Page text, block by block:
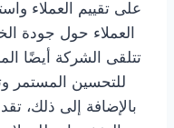
على تقييم العملاء
العملاء حول جودة
تتلقى الشركة أيضًا
للتحسين المستمر
بالإضافة إلى ذلك،